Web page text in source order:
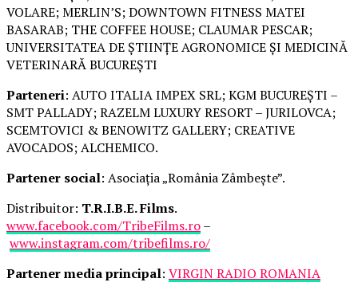
VOLARE; MERLIN’S; DOWNTOWN FITNESS MATEI
BASARAB; THE COFFEE HOUSE; CLAUMAR PESCAR;
UNIVERSITATEA DE ȘTIINȚE AGRONOMICE ȘI MEDICINĂ
VETERINARĂ BUCUREȘTI
Parteneri: AUTO ITALIA IMPEX SRL; KGM BUCUREȘTI –
SMT PALLADY; RAZELM LUXURY RESORT – JURILOVCA;
SCEMTOVICI & BENOWITZ GALLERY; CREATIVE
AVOCADOS; ALCHEMICO.
Partener social: Asociația „România Zâmbește”.
Distribuitor: T.R.I.B.E. Films.
www.facebook.com/TribeFilms.ro–
www.instagram.com/tribefilms.ro/
Partener media principal: VIRGIN RADIO ROMANIA